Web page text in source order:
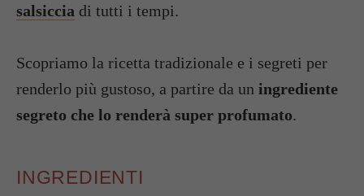
salsiccia di tutti i tempi.
Scopriamo la ricetta tradizionale e i segreti per
renderlo più gustoso, a partire da un ingrediente
segreto che lo renderà super profumato.
INGREDIENTI